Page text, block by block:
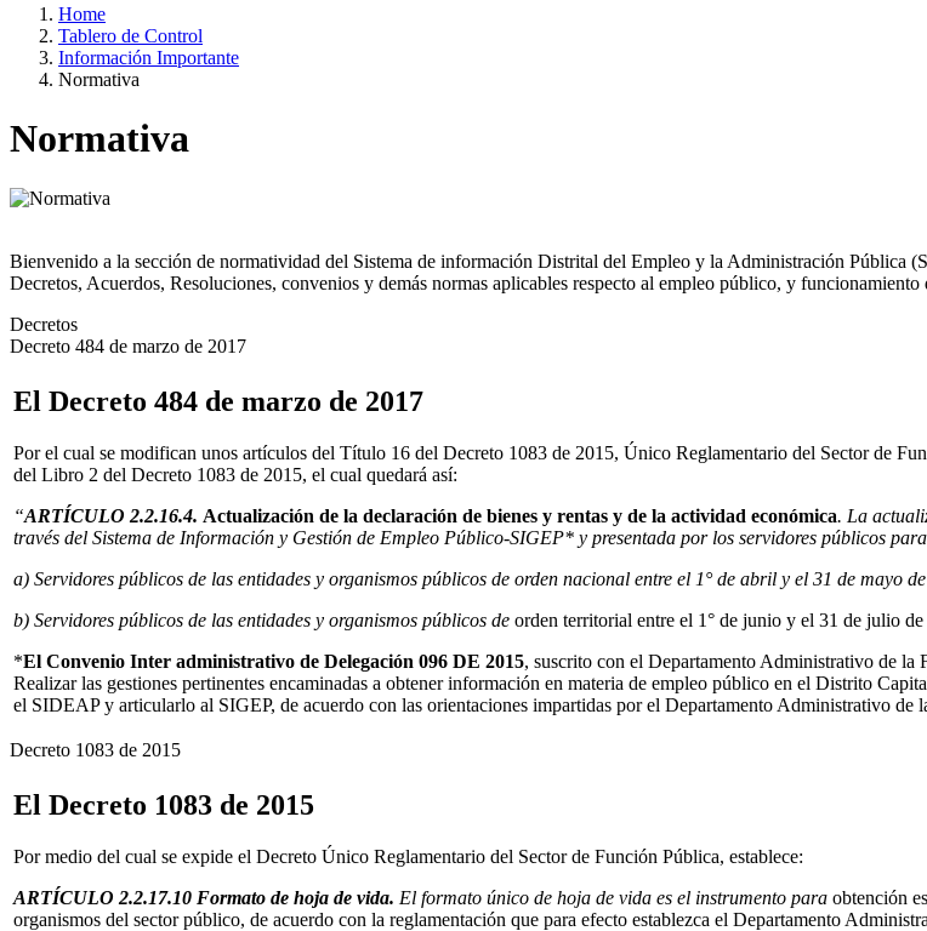
Home
Tablero de Control
Información Importante
Normativa
Normativa
Bienvenido a la sección de normatividad del Sistema de información Distrital del Empleo y la Administración Pública
Decretos, Acuerdos, Resoluciones, convenios y demás normas aplicables respecto al empleo público, y
Decretos
Decreto 484 de marzo de 2017
El Decreto 484 de marzo de 2017
Por el cual se modifican unos artículos del Título 16 del Decreto 1083 de 2015, Único Reglamentario del Sector de
del Libro 2 del Decreto 1083 de 2015, el cual quedará así:
“ARTÍCULO 2.2.16.4. Actualización de la declaración de bienes y rentas y de la actividad económica. La
través del Sistema de Información y Gestión de Empleo Público-SIGEP* y presentada por los servidores públicos
a) Servidores públicos de las entidades y organismos públicos de orden nacional entre el 1° de abril y el 31 de mayo
b) Servidores públicos de las entidades y organismos públicos de orden territorial entre el 1° de junio y el 31 de julio de
*El Convenio Inter administrativo de Delegación 096 DE 2015, suscrito con el Departamento Administrativo de
Realizar las gestiones pertinentes encaminadas a obtener información en materia de empleo público en el Distrito
el SIDEAP y articularlo al SIGEP, de acuerdo con las orientaciones impartidas por el Departamento Administrativo de
Decreto 1083 de 2015
El Decreto 1083 de 2015
Por medio del cual se expide el Decreto Único Reglamentario del Sector de Función Pública, establece:
ARTÍCULO 2.2.17.10 Formato de hoja de vida. El formato único de hoja de vida es el instrumento para obtención
organismos del sector público, de acuerdo con la reglamentación que para efecto establezca el Departamento